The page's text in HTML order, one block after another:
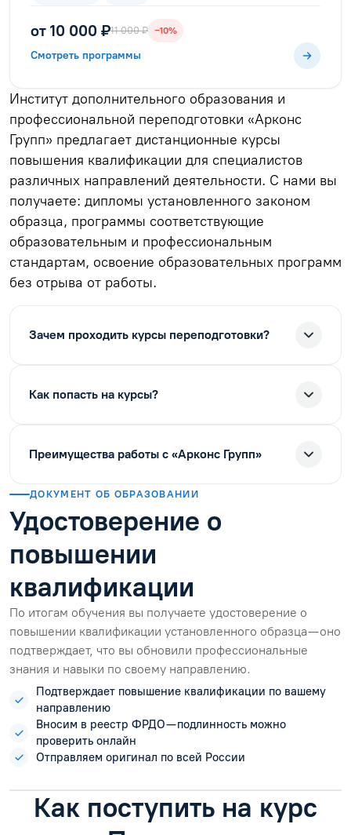
от 10 000 ₽11 000 ₽ −10%
Смотреть программы
Институт дополнительного образования и
профессиональной переподготовки «Арконс
Групп» предлагает дистанционные курсы
повышения квалификации для специалистов
различных направлений деятельности. С нами вы
получаете: дипломы установленного законом
образца, программы соответствующие
образовательным и профессиональным
стандартам, освоение образовательных программ
без отрыва от работы.
Зачем проходить курсы переподготовки?
Как попасть на курсы?
Преимущества работы с «Арконс Групп»
ДОКУМЕНТ ОБ ОБРАЗОВАНИИ
Удостоверение о
повышении
квалификации
По итогам обучения вы получаете удостоверение о
повышении квалификации установленного образца — оно
подтверждает, что вы обновили профессиональные
знания и навыки по своему направлению.
Подтверждает повышение квалификации по вашему
направлению
Вносим в реестр ФРДО — подлинность можно
проверить онлайн
Отправляем оригинал по всей России